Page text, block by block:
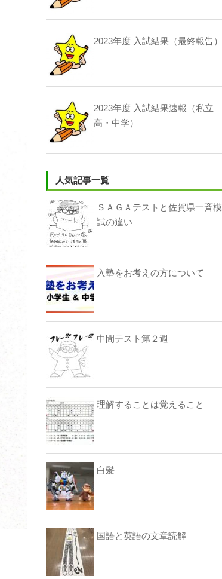
2023年度 入試結果（最終報告）
2023年度 入試結果速報（私立
高・中学）
人気記事一覧
ＳＡＧＡテストと佐賀県一斉模
試の違い
入塾をお考えの方について
中間テスト第２週
理解することは覚えること
白髪
国語と英語の文章読解